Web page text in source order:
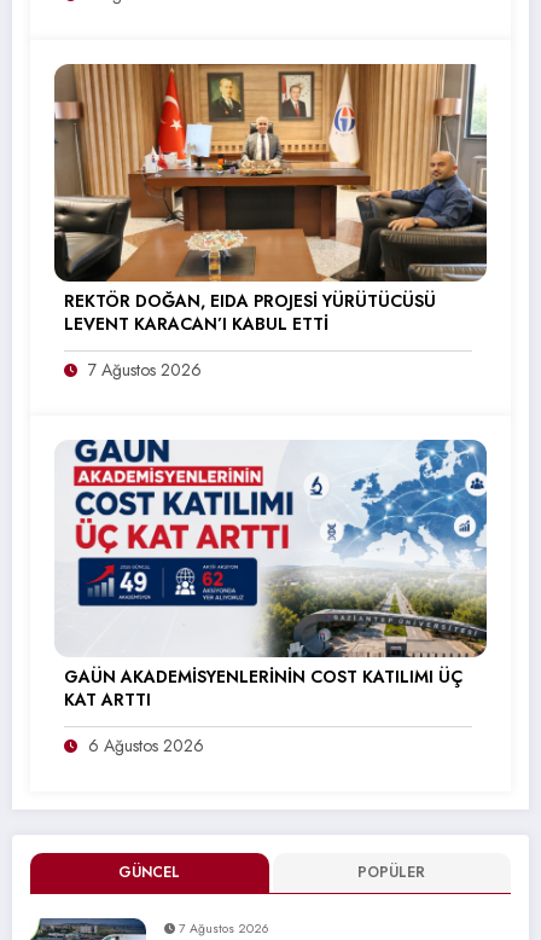
GÜNCEL POPÜLER
7 Ağustos 2026
REKTÖR DOĞAN, EIDA PROJESİ YÜRÜTÜCÜSÜ
LEVENT KARACAN’I KABUL ETTİ
7 Ağustos 2026
GAÜN AKADEMİSYENLERİNİN COST KATILIMI ÜÇ
KAT ARTTI
6 Ağustos 2026